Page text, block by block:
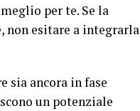
per te. Se la
non esitare a integrarla
sia ancora in fase
un potenziale